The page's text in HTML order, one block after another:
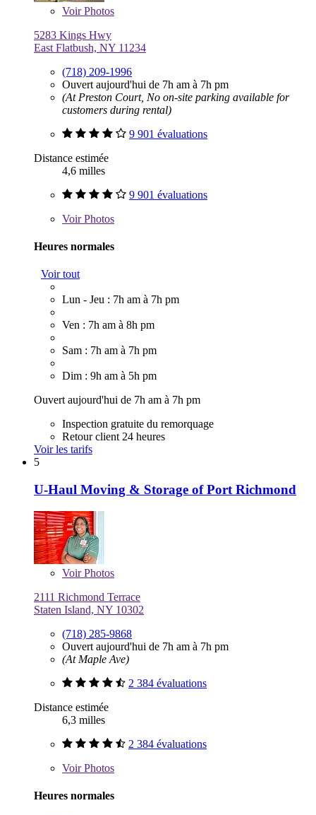
VoirPhotos
5283 Kings Hwy
East Flatbush, NY 11234
(718) 209-1996
Ouvert aujourd'hui de 7h am à 7h pm
(At Preston Court, No on-site parking available for
customers during rental)
9 901 évaluations
Distance estimée
4,6 milles
9 901 évaluations
VoirPhotos
Heures normales
Voir tout
Lun - Jeu : 7h am à 7h pm
Ven : 7h am à 8h pm
Sam : 7h am à 7h pm
Dim : 9h am à 5h pm
Ouvert aujourd'hui de 7h am à 7h pm
Inspection gratuite du remorquage
Retour client 24 heures
Voir les tarifs
5
U-Haul Moving & Storage of Port Richmond
VoirPhotos
2111 Richmond Terrace
Staten Island, NY 10302
(718) 285-9868
Ouvert aujourd'hui de 7h am à 7h pm
(At Maple Ave)
2 384 évaluations
Distance estimée
6,3 milles
2 384 évaluations
VoirPhotos
Heures normales